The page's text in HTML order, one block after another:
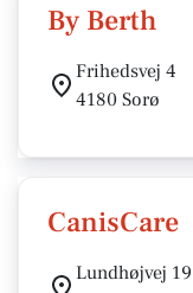
By Berth
Frihedsvej 4
4180 Sorø
CanisCare
Lundhøjvej 19